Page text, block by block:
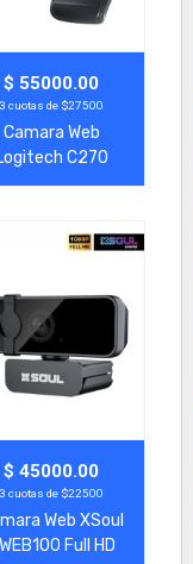
Ver Más
$ 55000.00
3 cuotas de $27500
Camara Web
C270
Ver Más
$ 45000.00
3 cuotas de $22500
Web XSoul
Full HD